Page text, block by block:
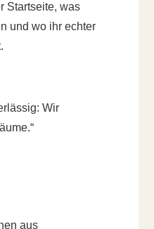
Startseite, was
und wo ihr echter
Wir
aus